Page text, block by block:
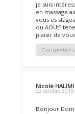
je suis
en massage
vous es
ou AOUt?
plaisir de
Nicole HALIMI
23 octobre
Bonjour